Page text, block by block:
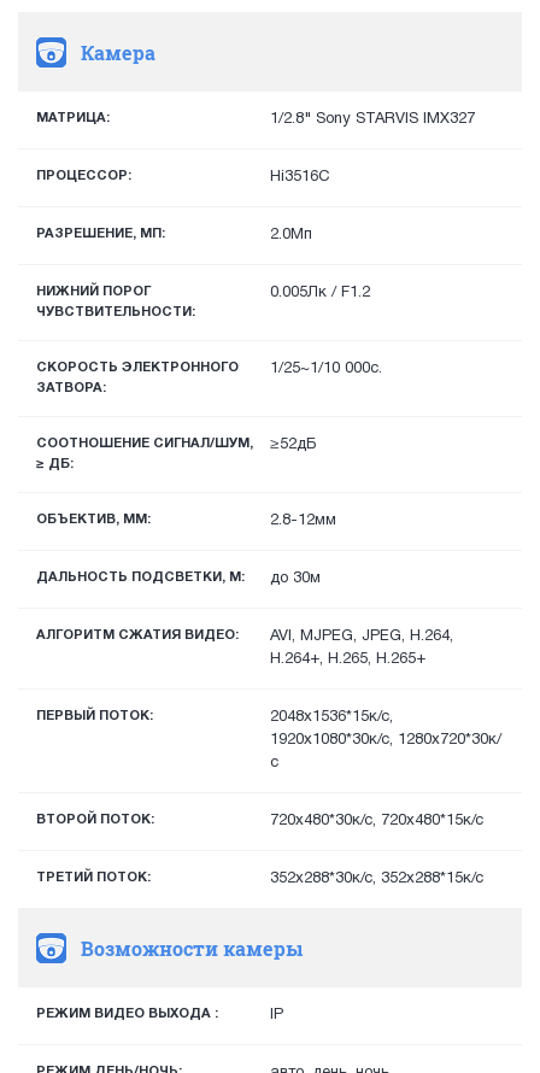
Камера
МАТРИЦА: 1/2.8" Sony STARVIS IMX327
ПРОЦЕССОР: Hi3516С
РАЗРЕШЕНИЕ, МП: 2.0Мп
НИЖНИЙ ПОРОГ
ЧУВСТВИТЕЛЬНОСТИ:
0.005Лк / F1.2
СКОРОСТЬ ЭЛЕКТРОННОГО
ЗАТВОРА:
1/25~1/10 000с.
СООТНОШЕНИЕ СИГНАЛ/ШУМ,
≥ ДБ:
≥52дБ
ОБЪЕКТИВ, ММ: 2.8-12мм
ДАЛЬНОСТЬ ПОДСВЕТКИ, М: до 30м
АЛГОРИТМ СЖАТИЯ ВИДЕО:
AVI, MJPEG, JPEG, H.264,
H.264+, H.265, H.265+
ПЕРВЫЙ ПОТОК:
2048х1536*15к/с,
1920х1080*30к/с, 1280х720*30к/
с
ВТОРОЙ ПОТОК: 720х480*30к/с, 720х480*15к/с
ТРЕТИЙ ПОТОК: 352х288*30к/с, 352x288*15к/с
Возможности камеры
РЕЖИМ ВИДЕО ВЫХОДА : IP